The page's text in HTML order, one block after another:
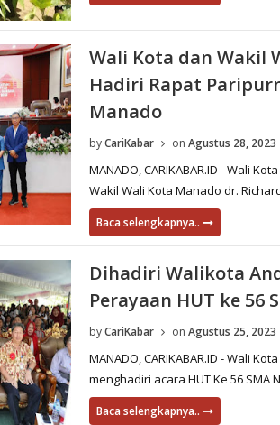
Wali Kota dan Wakil
Hadiri Rapat
Manado
byCariKabar on Agustus 28, 2023
MANADO, CARIKABAR.ID - Wali
Wakil Wali Kota Manado dr.
Baca selengkapnya..
Dihadiri Walikota
Perayaan HUT ke 56
byCariKabar on Agustus 25, 2023
MANADO, CARIKABAR.ID - Wali
menghadiri acara HUT Ke 56 SMA
Baca selengkapnya..